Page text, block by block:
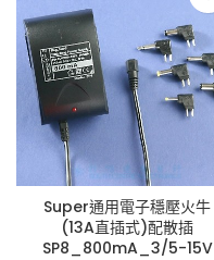
Super通用電子穩壓火牛
(13A直插式)配散插
SP8_800mA_3/5-15V